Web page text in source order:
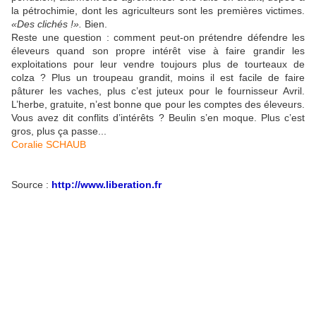
la pétrochimie, dont les agriculteurs sont les premières victimes.
«Des clichés !». Bien.
Reste une question : comment peut-on prétendre défendre les
éleveurs quand son propre intérêt vise à faire grandir les
exploitations pour leur vendre toujours plus de tourteaux de
colza ? Plus un troupeau grandit, moins il est facile de faire
pâturer les vaches, plus c’est juteux pour le fournisseur Avril.
L’herbe, gratuite, n’est bonne que pour les comptes des éleveurs.
Vous avez dit conflits d’intérêts ? Beulin s’en moque. Plus c’est
gros, plus ça passe...
Coralie SCHAUB
Source : http://www.liberation.fr